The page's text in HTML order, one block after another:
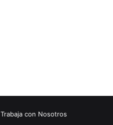
Trabaja con Nosotros